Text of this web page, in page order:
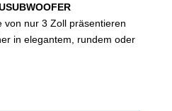
von nur 3 Zoll präsentieren
in elegantem, rundem oder